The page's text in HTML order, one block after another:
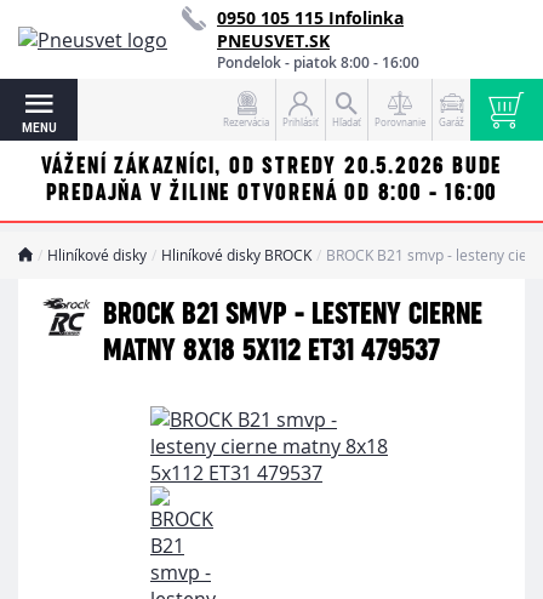
0950 105 115 Infolinka
PNEUSVET.SK
Pondelok - piatok 8:00 - 16:00
MENU Rezervácia Prihlásiť Hľadať Porovnanie Garáž
VÁŽENÍ ZÁKAZNÍCI, OD STREDY 20.5.2026 BUDE
PREDAJŇA V ŽILINE OTVORENÁ OD 8:00 - 16:00
Hliníkové disky Hliníkové disky BROCK BROCK B21 smvp - lesteny
BROCK B21 SMVP - LESTENY CIERNE
MATNY 8X18 5X112 ET31 479537